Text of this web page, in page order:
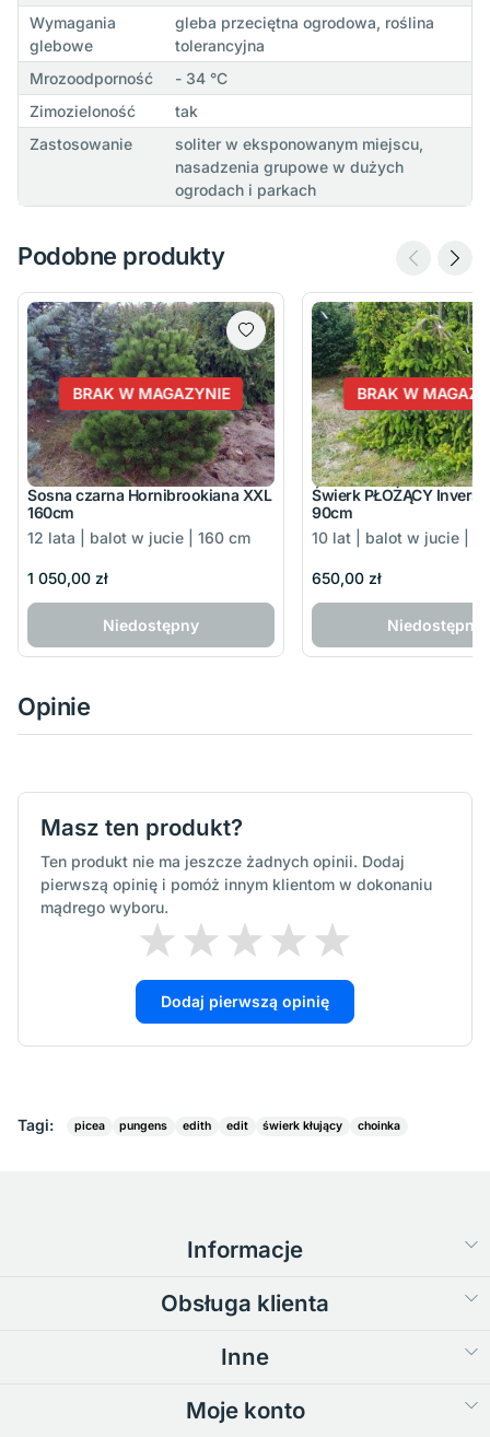
Wymagania
glebowe
gleba przeciętna ogrodowa, roślina
tolerancyjna
Mrozoodporność
- 34 °C
Zimozieloność
tak
Zastosowanie
soliter w eksponowanym miejscu,
nasadzenia grupowe w dużych
ogrodach i parkach
Podobne produkty
BRAK W MAGAZYNIE
Sosna czarna Hornibrookiana XXL
160cm
12 lata | balot w jucie | 160 cm
1 050,00 zł
Niedostępny
BRAK W
Świerk PŁOŻĄCY
90cm
10 lat | balot w jucie |
650,00 zł
Niedostępny
Opinie
Masz ten produkt?
Ten produkt nie ma jeszcze żadnych opinii. Dodaj
pierwszą opinię i pomóż innym klientom w dokonaniu
mądrego wyboru.
Dodaj pierwszą opinię
Tagi: picea pungens edith edit świerk kłujący choinka
Informacje
Obsługa klienta
Inne
Moje konto